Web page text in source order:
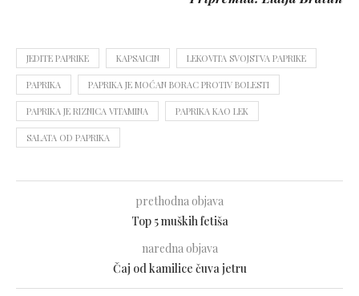
JEDITE PAPRIKE KAPSAICIN LEKOVITA SVOJSTVA PAPRIKE
PAPRIKA PAPRIKA JE MOĆAN BORAC PROTIV BOLESTI
PAPRIKA JE RIZNICA VITAMINA PAPRIKA KAO LEK
SALATA OD PAPRIKA
prethodna objava
Top 5 muških fetiša
naredna objava
Čaj od kamilice čuva jetru